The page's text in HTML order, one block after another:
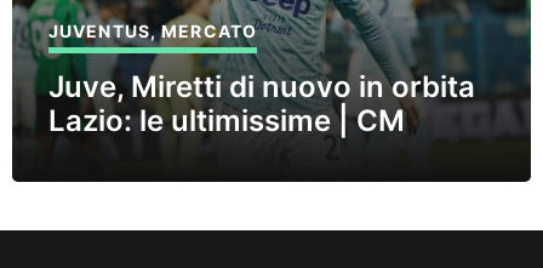
JUVENTUS,MERCATO
Juve, Miretti di nuovo in orbita
Lazio: le ultimissime | CM